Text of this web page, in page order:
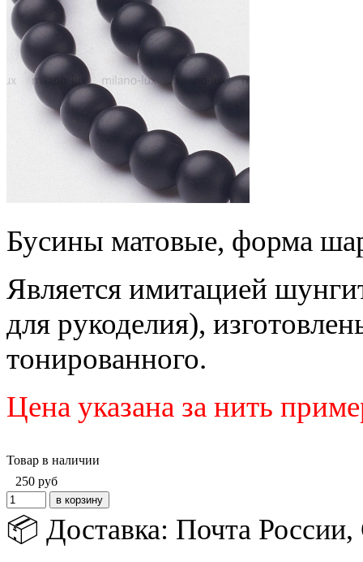
Бусины матовые, форма
Является имитацией
для рукоделия),
тонированного.
Цена указана за нить
Товар в наличии
250 руб
📦 Доставка: Почта